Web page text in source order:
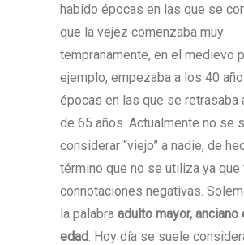
habido épocas en las que se
que la vejez comenzaba muy
tempranamente, en el medievo
ejemplo, empezaba a los 40
épocas en las que se retrasaba
de 65 años. Actualmente no se
considerar “viejo” a nadie, de
término que no se utiliza ya que
connotaciones negativas.
la palabra adulto mayor, anciano
edad. Hoy día se suele